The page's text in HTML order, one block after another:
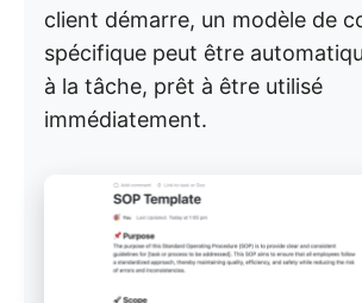
client démarre, un modèle de
spécifique peut être
à la tâche, prêt à être utilisé
immédiatement.